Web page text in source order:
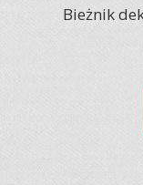
Bieżnik